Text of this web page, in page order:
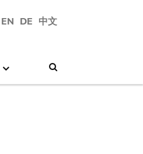
EN DE 中文